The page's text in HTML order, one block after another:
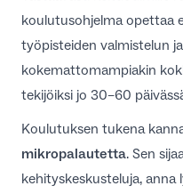
koulutusohjelmaopettaa
työpisteiden valmistelun
kokemattomampiakin
tekijöiksi jo 30–60
Koulutuksen tukena
mikropalautetta. Sen
kehityskeskusteluja,